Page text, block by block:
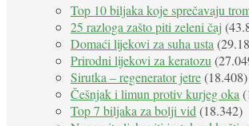
Top 10 biljaka koje sprečavaju
25 razloga zašto piti zeleni čaj
Domaći lijekovi za suha usta
Prirodni lijekovi za keratozu
Sirutka – regenerator jetre(18.408)
Češnjak i limun protiv kurjeg oka
Top 7 biljaka za bolji vid (18.342)